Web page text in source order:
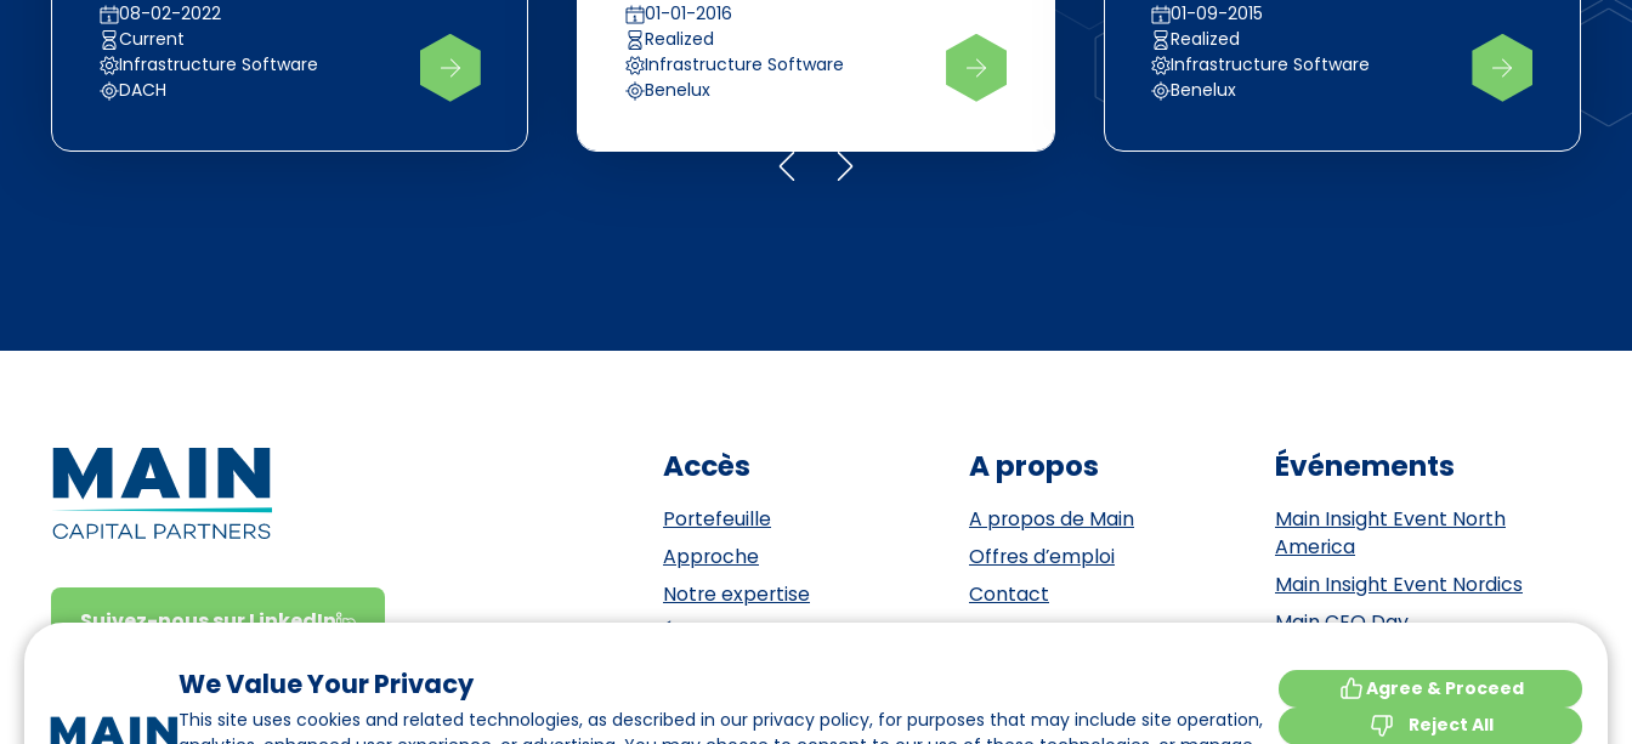
We Value Your Privacy
This site uses cookies and related technologies, as described in our privacy policy, for purposes that may include site operation,
Agree & Proceed
Reject All
08-02-2022
Current
Infrastructure Software
DACH
01-01-2016
Realized
Infrastructure Software
Benelux
01-09-2015
Realized
Infrastructure Software
Benelux
Suivez-nous sur LinkedIn
Accès
Portefeuille
Approche
Notre expertise
Événements
Équipe
A propos
A propos de Main
Offres d’emploi
Contact
ESG
Cookie policy
Événements
Main Insight Event North
America
Main Insight Event Nordics
Main CEO Day
Main Insight Event DACH